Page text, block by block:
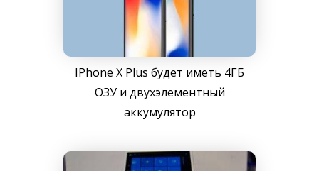
IPhone X Plus будет иметь 4ГБ
ОЗУ и двухэлементный
аккумулятор